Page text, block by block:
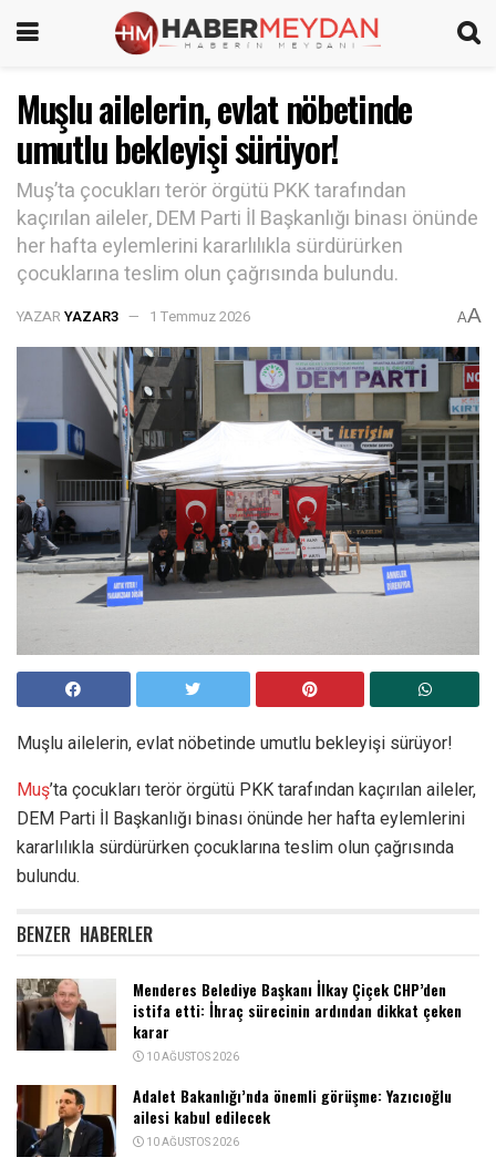
Muşlu ailelerin, evlat nöbetinde
umutlu bekleyişi sürüyor!
Muş’ta çocukları terör örgütü PKK tarafından
kaçırılan aileler, DEM Parti İl Başkanlığı binası önünde
her hafta eylemlerini kararlılıkla sürdürürken
çocuklarına teslim olun çağrısında bulundu.
YAZAR YAZAR3 1 Temmuz 2026 AA
Muşlu ailelerin, evlat nöbetinde umutlu bekleyişi sürüyor!
Muş’ta çocukları terör örgütü PKK tarafından kaçırılan aileler,
DEM Parti İl Başkanlığı binası önünde her hafta eylemlerini
kararlılıkla sürdürürken çocuklarına teslim olun çağrısında
bulundu.
BENZER HABERLER
Menderes Belediye Başkanı İlkay Çiçek CHP’den
istifa etti: İhraç sürecinin ardından dikkat çeken
karar
10 AĞUSTOS 2026
Adalet Bakanlığı’nda önemli görüşme: Yazıcıoğlu
ailesi kabul edilecek
10 AĞUSTOS 2026